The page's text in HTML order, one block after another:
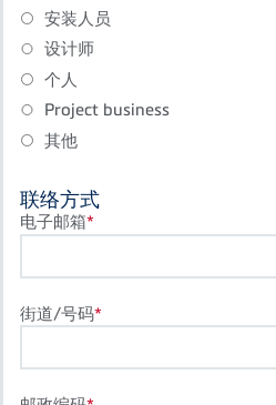
安装人员
设计师
个人
Project business
其他
联络方式
电子邮箱
街道/号码